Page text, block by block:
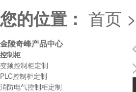
您的位置： 首页 >
金陵奇峰产品中心
控制柜
变频控制柜定制
PLC控制柜定制
消防电气控制柜定制